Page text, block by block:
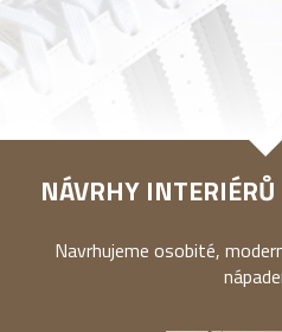
NÁVRHY INTERIÉRŮ
Navrhujeme osobité,